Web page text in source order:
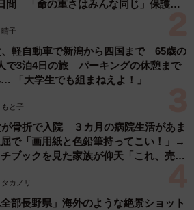
カリの跡をどんな風におっしゃって
に笑ってましたが、今では愛おし
反響について、「ここはたくさんの
、涙なしではいられませんでし
したね。
間 「命の重さはみんな同じ」保護団
子
、軽自動車で新潟から四国まで 65歳の
で3泊4日の旅 パーキングの休憩まで
「大学生でも組まねえよ！」
もと子
が骨折で入院 ３カ月の病院生活があま
屈で「画用紙と色鉛筆持ってこい！」→
ブックを見た家族が仰天「これ、売れ
カノリ
全部長野県」海外のような絶景ショット